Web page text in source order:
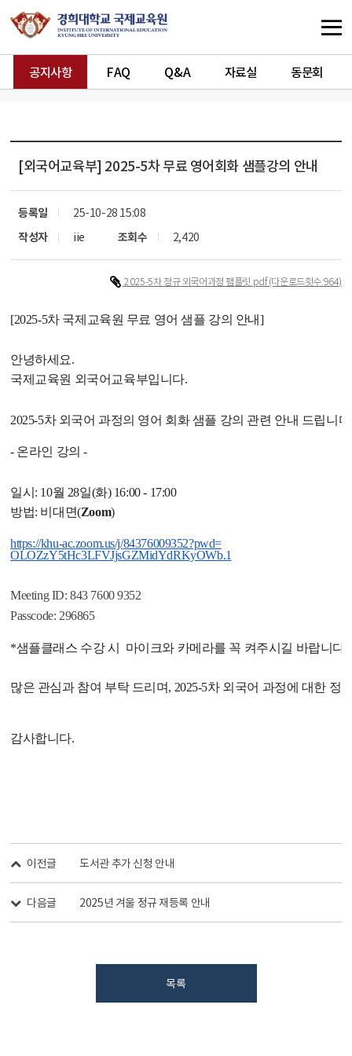
공지사항 FAQ Q&A 자료실 동문회
[외국어교육부] 2025-5차 무료 영어회화 샘플강의 안내
등록일
25-10-28 15:08
작성자
iie 조회수 2,420
2025-5차 정규 외국어과정 팸플릿.pdf(다운로드횟수:964)
[2025-5차 국제교육원 무료 영어 샘플 강의 안내]
안녕하세요.
국제교육원 외국어교육부입니다.
2025-5차 외국어 과정의 영어 회화 샘플 강의 관련 안내 드립니다
- 온라인 강의 -
일시 : 10월 28일(화) 16:00 - 17:00
방법: 비대면(Zoom)
https://khu-ac.zoom.us/j/84376009352?pwd=
OLOZzY5tHc3LFVJjsGZMidYdRKyOWb.1
Meeting ID: 843 7600 9352
Passcode: 296865
*샘플클래스 수강 시 마이크와 카메라를 꼭 켜주시길 바랍니다.
많은 관심과 참여 부탁 드리며, 2025-5차 외국어 과정에 대한 정
감사합니다.
이전글 도서관 추가 신청 안내
다음글 2025년 겨울 정규 재등록 안내
목록